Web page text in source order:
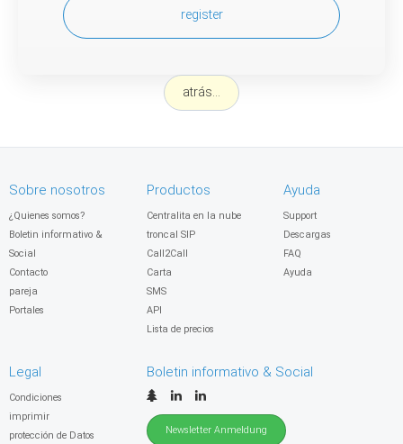
register
atrás...
Sobre nosotros
¿Quienes somos?
Boletin informativo &
Social
Contacto
pareja
Portales
Productos
Centralita en la nube
troncal SIP
Call2Call
Carta
SMS
API
Lista de precios
Ayuda
Support
Descargas
FAQ
Ayuda
Legal
Condiciones
imprimir
protección de Datos
Boletin informativo & Social
Newsletter Anmeldung